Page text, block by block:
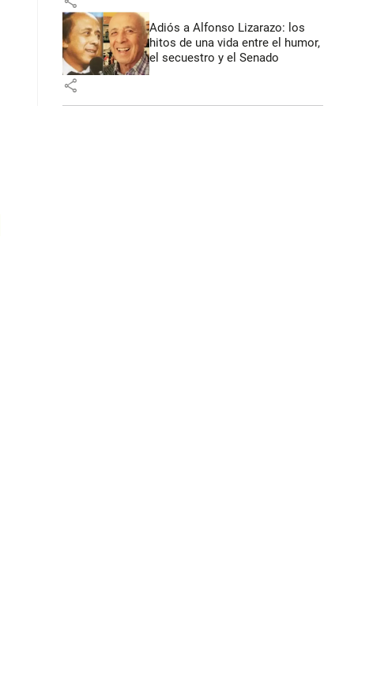
Adiós a Alfonso Lizarazo: los
hitos de una vida entre el humor,
el secuestro y el Senado
share